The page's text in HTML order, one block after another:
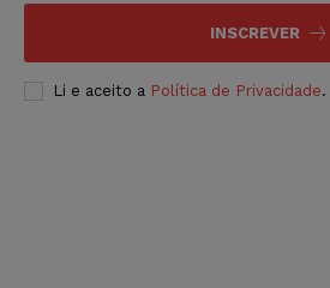
INSCREVER
Li e aceito a Política de Privacidade.